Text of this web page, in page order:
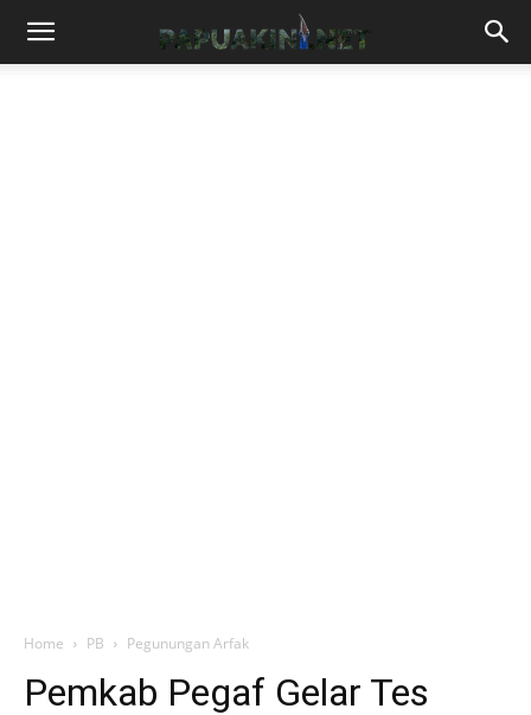
Home PB Pegunungan Arfak
Pemkab Pegaf Gelar Tes